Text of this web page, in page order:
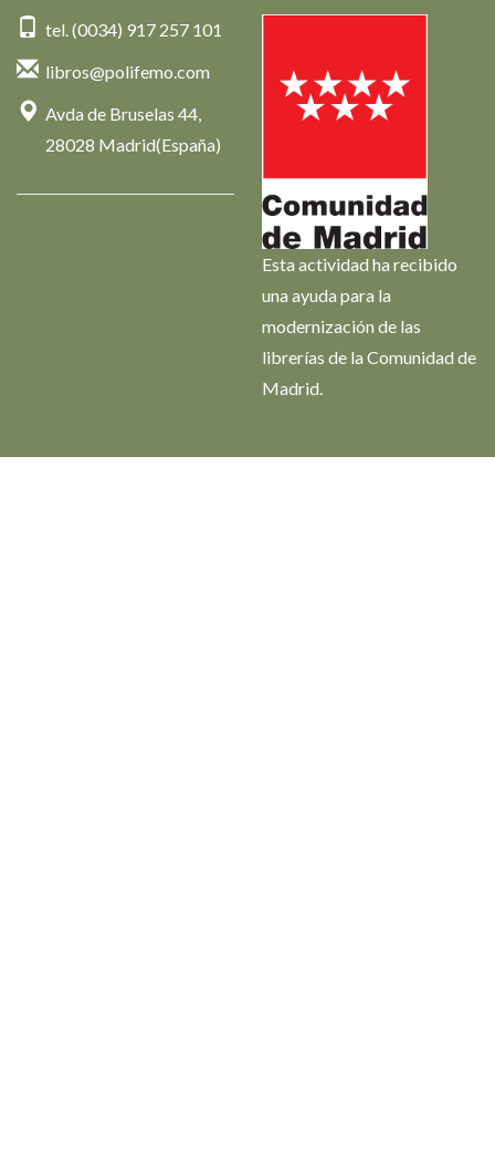
tel. (0034) 917 257 101
libros@polifemo.com
Avda de Bruselas 44,
28028 Madrid(España)
Esta actividad ha recibido
una ayuda para la
modernización de las
librerías de la Comunidad de
Madrid.